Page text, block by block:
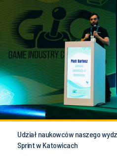
Udział naukowców naszego
Sprint w Katowicach